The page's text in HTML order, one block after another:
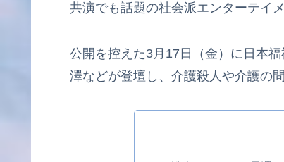
共演でも話題の社会派エンターテイメ
公開を控えた3月17日（金）に日本
澤などが登壇し、介護殺人や介護の